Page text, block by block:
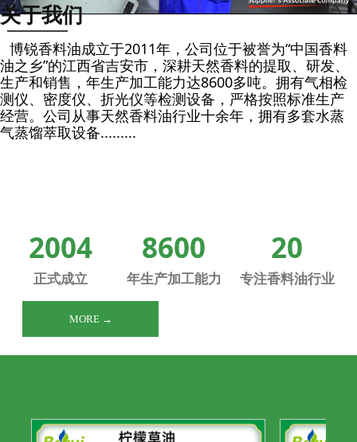
MORE →
2004
正式成立
8600
年生产加工能力
20
专注香料油行业
关于我们
博锐香料油成立于2011年，公司位于被誉为“中国香料
油之乡”的江西省吉安市，深耕天然香料的提取、研发、
生产和销售，年生产加工能力达8600多吨。拥有气相检
测仪、密度仪、折光仪等检测设备，严格按照标准生产
经营。公司从事天然香料油行业十余年，拥有多套水蒸
气蒸馏萃取设备.........